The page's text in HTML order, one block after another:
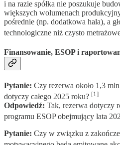
i na razie spółka nie poszukuje
większych wolumenach
pośrednie (np. dodatkowa hala), a
technologiczne niż czysto
Finansowanie, ESOP i
Pytanie: Czy rezerwa około 1,3
dotyczy całego 2025 roku? [1]
Odpowiedź: Tak, rezerwa dotyczy
programu ESOP obejmujący lata
Pytanie: Czy w związku z